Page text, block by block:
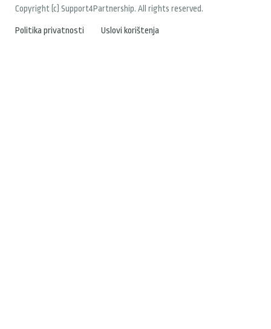
Copyright (c) Support4Partnership. All rights reserved.
Politika privatnosti Uslovi korištenja